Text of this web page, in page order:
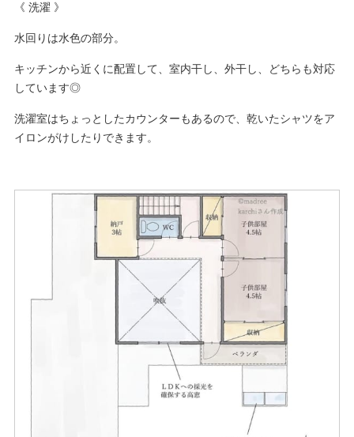
《 洗濯 》
水回りは水色の部分。
キッチンから近くに配置して、室内干し、外干し、どちらも対応
しています◎
洗濯室はちょっとしたカウンターもあるので、乾いたシャツをア
イロンがけしたりできます。